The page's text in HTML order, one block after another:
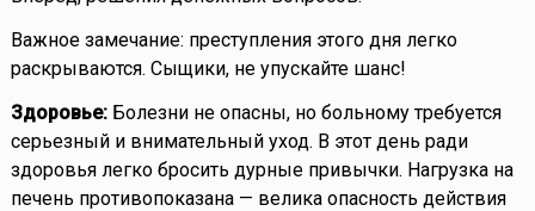
Важное замечание: преступления этого дня легко
раскрываются. Сыщики, не упускайте шанс!
Здоровье:Болезни не опасны, но больному требуется
серьезный и внимательный уход. В этот день ради
здоровья легко бросить дурные привычки. Нагрузка на
печень противопоказана — велика опасность действия